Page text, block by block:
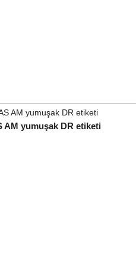
AM yumuşak DR etiketi